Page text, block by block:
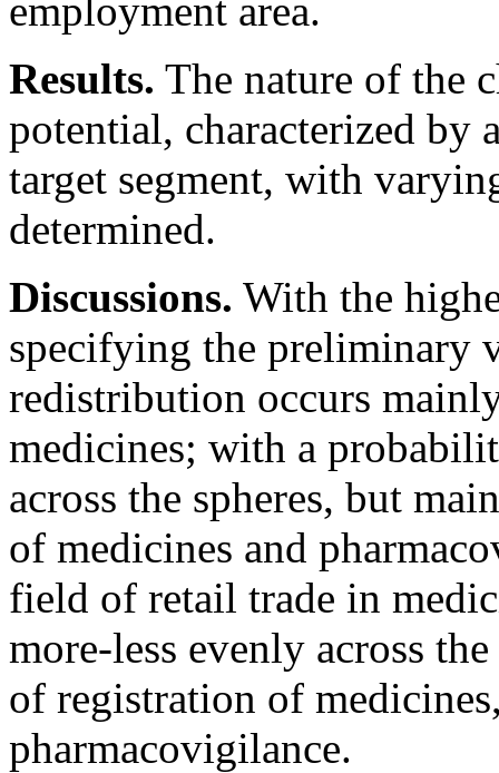
employment area.
Results. The nature of the
potential, characterized by
target segment, with
determined.
Discussions. With the
specifying the preliminary
redistribution occurs
medicines; with a
across the spheres, but
of medicines and
field of retail trade in
more-less evenly across
of registration of
pharmacovigilance.